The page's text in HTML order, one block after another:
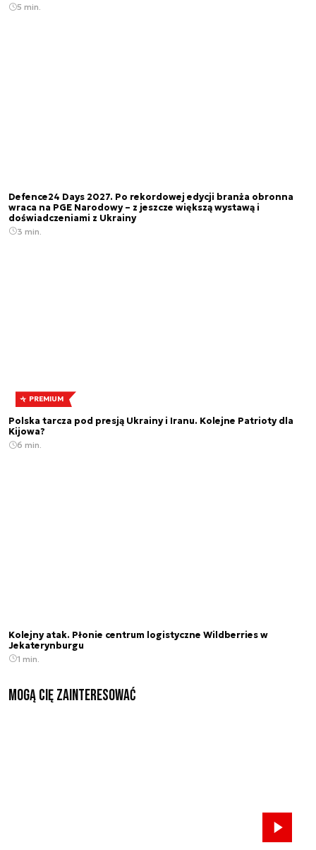
5 min.
Defence24 Days 2027. Po rekordowej edycji branża obronna
wraca na PGE Narodowy – z jeszcze większą wystawą i
doświadczeniami z Ukrainy
3 min.
PREMIUM
Polska tarcza pod presją Ukrainy i Iranu. Kolejne Patrioty dla
Kijowa?
6 min.
Kolejny atak. Płonie centrum logistyczne Wildberries w
Jekaterynburgu
1 min.
Mogą Cię zainteresować